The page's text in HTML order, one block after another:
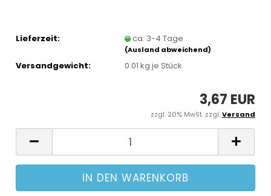
Lieferzeit: ca. 3-4 Tage
(Ausland abweichend)
Versandgewicht: 0.01 kg je Stück
3,67 EUR
zzgl. 20% MwSt. zzgl.Versand